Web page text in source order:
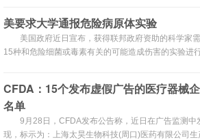
美要求大学通报危险病原体实验
美国政府近日宣布，获得联邦政府资助的科学家
15种和危险细菌或毒素有关的可能造成伤害的实验进
CFDA：15个发布虚假广告的医疗器械
名单
9月28日，CFDA发布公告称，近日在广告监测中
现，标示为：上海太昊生物科技(周口)医药有限公司生